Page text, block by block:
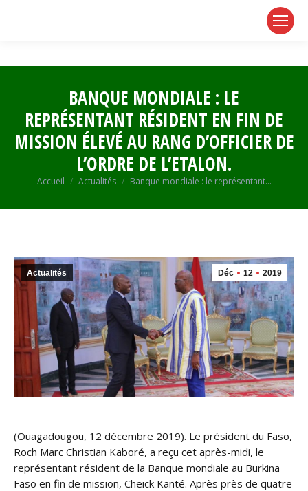
BANQUE MONDIALE : LE
REPRÉSENTANT RÉSIDENT EN FIN DE
MISSION ÉLEVÉ AU RANG D’OFFICIER DE
L’ORDRE DE L’ETALON.
Vous êtes ici :
Accueil Actualités Banque mondiale : le représentant…
Déc 12 2019
Actualités
(Ouagadougou, 12 décembre 2019). Le président du Faso,
Roch Marc Christian Kaboré, a reçu cet après-midi, le
représentant résident de la Banque mondiale au Burkina
Faso en fin de mission, Cheick Kanté. Après près de quatre